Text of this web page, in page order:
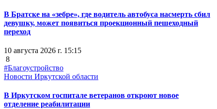
В Братске на «зебре», где водитель автобуса насмерть сбил
девушку, может появиться проекционный пешеходный
переход
10 августа 2026 г. 15:15
8
#Благоустройство
Новости Иркутской области
В Иркутском госпитале ветеранов откроют новое
отделение реабилитации